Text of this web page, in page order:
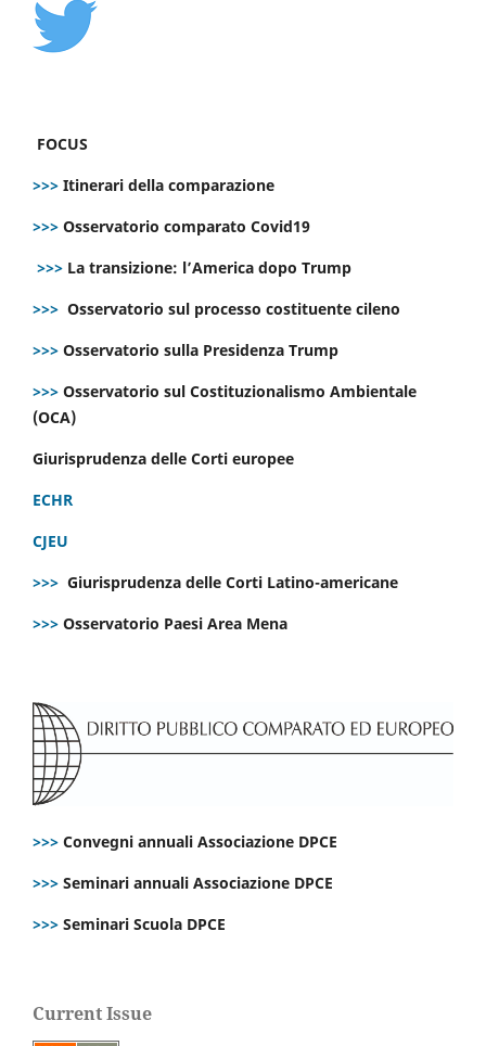
FOCUS
>>> Itinerari della comparazione
>>> Osservatorio comparato Covid19
>>> La transizione: l’America dopo Trump
>>> Osservatorio sul processo costituente cileno
>>> Osservatorio sulla Presidenza Trump
>>> Osservatorio sul Costituzionalismo Ambientale
(OCA)
Giurisprudenza delle Corti europee
ECHR
CJEU
>>> Giurisprudenza delle Corti Latino-americane
>>> Osservatorio Paesi Area Mena
>>> Convegni annuali Associazione DPCE
>>> Seminari annuali Associazione DPCE
>>> Seminari Scuola DPCE
Current Issue